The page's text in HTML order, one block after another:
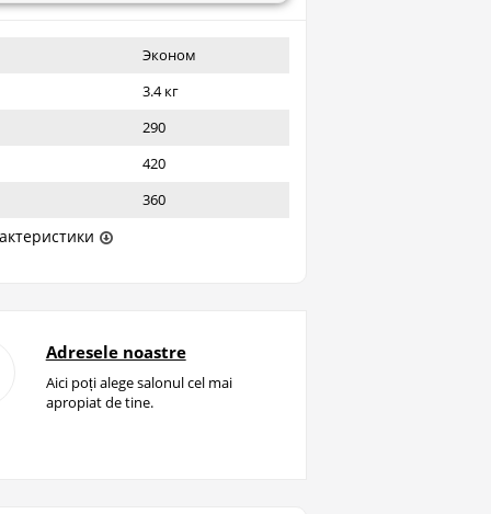
Эконом
3.4 кг
290
420
360
Adresele noastre
Aici poți alege salonul cel mai
apropiat de tine.